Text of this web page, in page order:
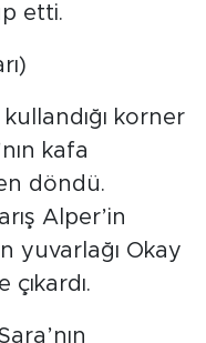
etti.
korner
kafa
döndü.
Alper’in
yuvarlağı Okay